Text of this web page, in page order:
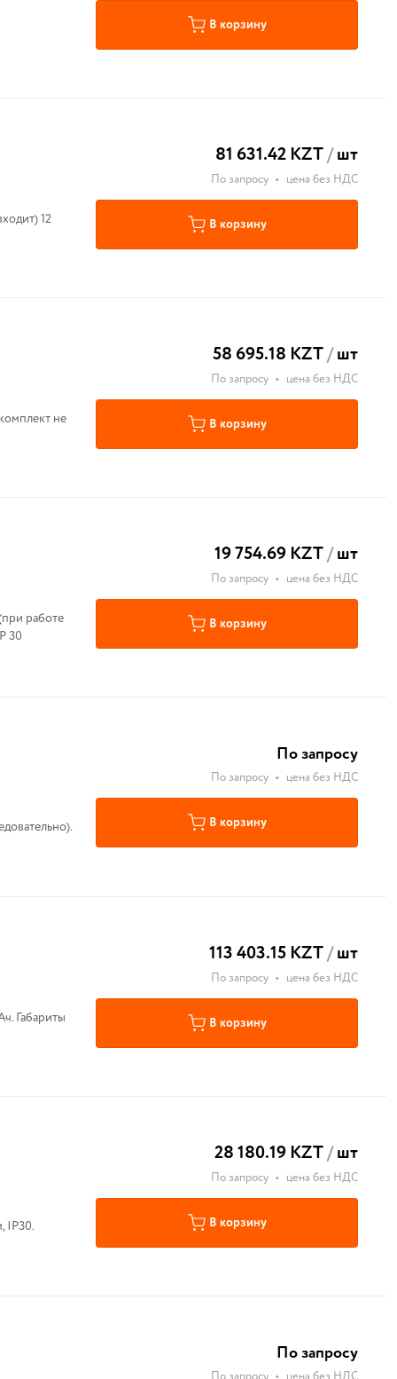
В корзину
12
81 631.42 KZT/шт
По запросу • цена без НДС
В корзину
не
58 695.18 KZT/шт
По запросу • цена без НДС
В корзину
работе
30
19 754.69 KZT/шт
По запросу • цена без НДС
В корзину
последовательно).
По запросу
По запросу • цена без НДС
В корзину
Габариты
113 403.15 KZT/шт
По запросу • цена без НДС
В корзину
IP30.
28 180.19 KZT/шт
По запросу • цена без НДС
В корзину
По запросу